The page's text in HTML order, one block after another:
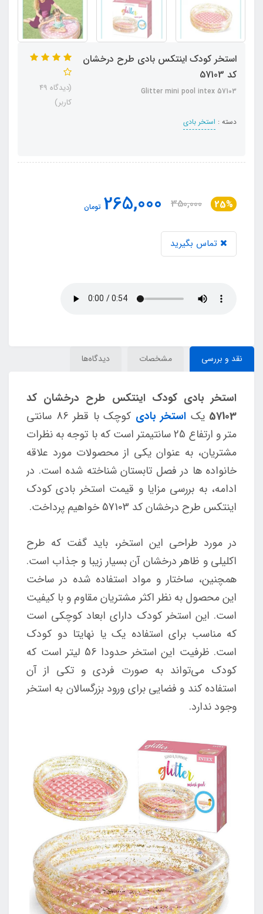
استخر کودک اینتکس بادی طرح درخشان
کد 57103
Glitter mini pool intex 57103
دسته : استخر بادی
(دیدگاه 49
کاربر)
25%
350,000
265,000 تومان
تماس بگیرید
نقد و بررسی مشخصات دیدگاه‌ها
استخر بادی کودک اینتکس طرح درخشان کد
57103 یک استخر بادی
کوچک با قطر 86 سانتی
متر و ارتفاع 25 سانتیمتر است که با توجه به نظرات
مشتریان، به عنوان یکی از محصولات مورد علاقه
خانواده ها در فصل تابستان شناخته شده است. در
ادامه، به بررسی مزایا و قیمت استخر بادی کودک
اینتکس طرح درخشان کد 57103 خواهیم پرداخت.
در مورد طراحی این استخر، باید گفت که طرح
اکلیلی و ظاهر درخشان آن بسیار زیبا و جذاب است.
همچنین، ساختار و مواد استفاده شده در ساخت
این محصول به نظر اکثر مشتریان مقاوم و با کیفیت
است. این استخر کودک دارای ابعاد کوچکی است
که مناسب برای استفاده یک یا نهایتا دو کودک
است. ظرفیت این استخر حدودا 56 لیتر است که
کودک می‌تواند به صورت فردی و تکی از آن
استفاده کند و فضایی برای ورود بزرگسالان به استخر
وجود ندارد.